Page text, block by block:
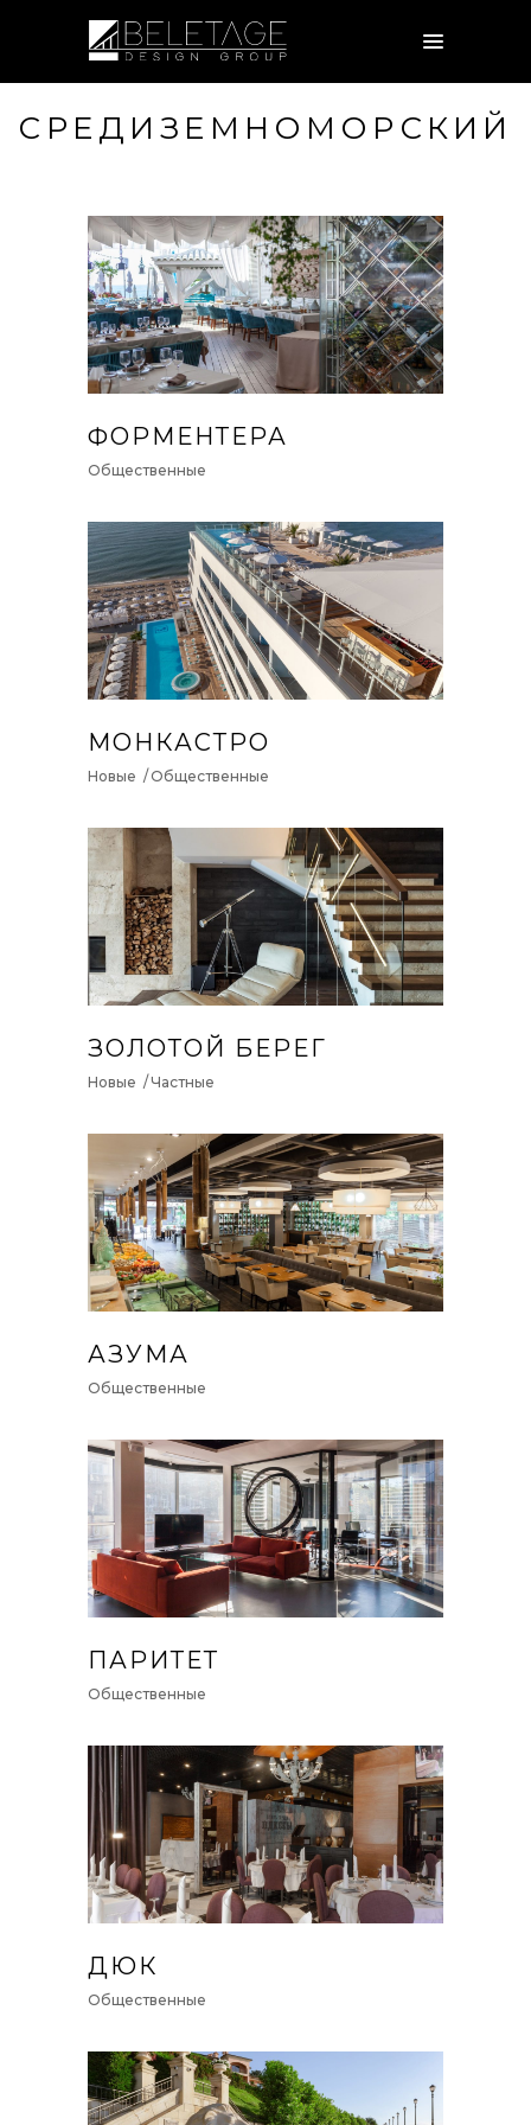
СРЕДИЗЕМНОМОРСКИЙ
ФОРМЕНТЕРА
Общественные
МОНКАСТРО
Новые Общественные
ЗОЛОТОЙ БЕРЕГ
Новые Частные
АЗУМА
Общественные
ПАРИТЕТ
Общественные
ДЮК
Общественные